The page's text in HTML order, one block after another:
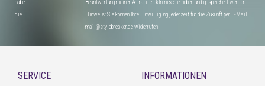
habe
die
Beantwortung meiner Anfrage elektronisch erhoben und gespeichert werden.
Hinweis: Sie können Ihre Einwilligung jederzeit für die Zukunft per E-Mail
mail@stylebreaker.de widerrufen
SERVICE INFORMATIONEN